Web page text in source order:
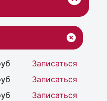
Записаться
Записаться
Записаться